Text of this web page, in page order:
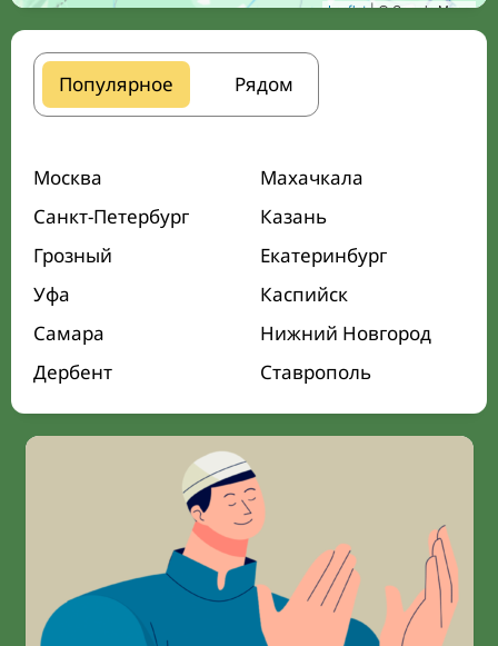
Leaflet| © Google Maps
Популярное Рядом
Москва
Махачкала
Санкт-Петербург
Казань
Грозный
Екатеринбург
Уфа
Каспийск
Самара
Нижний Новгород
Дербент
Ставрополь